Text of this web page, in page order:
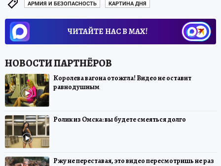
АРМИЯ И БЕЗОПАСНОСТЬ КАРТИНА ДНЯ
ЧИТАЙТЕ НАС В МАХ!
Королева вагона отожгла! Видео не оставит
равнодушным
Ролик из Омска: вы будете смеяться долго
Ржу не переставая, это видео пересмотришь не раз